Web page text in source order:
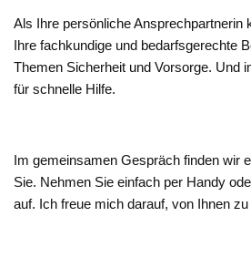
Als Ihre persönliche Ansprechpartnerin
Ihre fachkundige und bedarfsgerechte
Themen Sicherheit und Vorsorge. Und
für schnelle Hilfe.
Im gemeinsamen Gespräch finden wir
Sie. Nehmen Sie einfach per Handy
auf. Ich freue mich darauf, von Ihnen zu